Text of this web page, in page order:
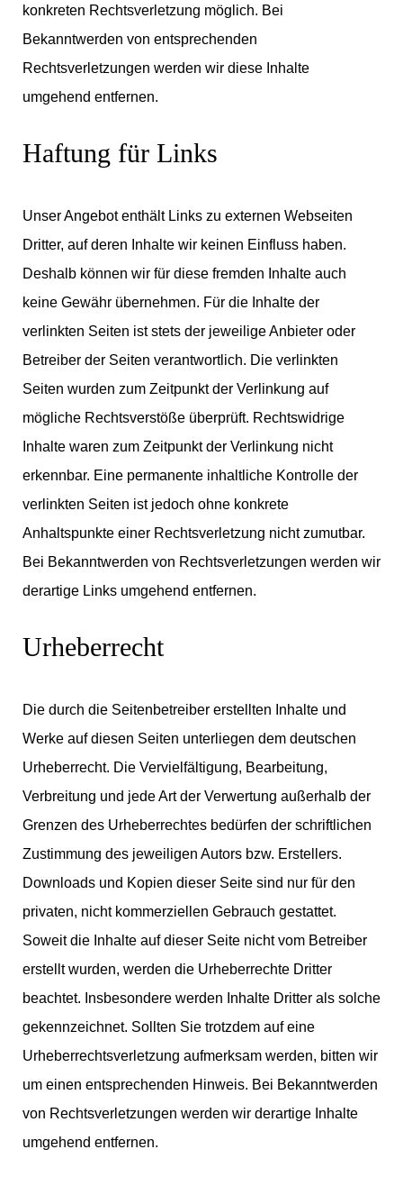
konkreten Rechtsverletzung möglich. Bei
Bekanntwerden von entsprechenden
Rechtsverletzungen werden wir diese Inhalte
umgehend entfernen.
Haftung für Links
Unser Angebot enthält Links zu externen Webseiten
Dritter, auf deren Inhalte wir keinen Einfluss haben.
Deshalb können wir für diese fremden Inhalte auch
keine Gewähr übernehmen. Für die Inhalte der
verlinkten Seiten ist stets der jeweilige Anbieter oder
Betreiber der Seiten verantwortlich. Die verlinkten
Seiten wurden zum Zeitpunkt der Verlinkung auf
mögliche Rechtsverstöße überprüft. Rechtswidrige
Inhalte waren zum Zeitpunkt der Verlinkung nicht
erkennbar. Eine permanente inhaltliche Kontrolle der
verlinkten Seiten ist jedoch ohne konkrete
Anhaltspunkte einer Rechtsverletzung nicht zumutbar.
Bei Bekanntwerden von Rechtsverletzungen werden wir
derartige Links umgehend entfernen.
Urheberrecht
Die durch die Seitenbetreiber erstellten Inhalte und
Werke auf diesen Seiten unterliegen dem deutschen
Urheberrecht. Die Vervielfältigung, Bearbeitung,
Verbreitung und jede Art der Verwertung außerhalb der
Grenzen des Urheberrechtes bedürfen der schriftlichen
Zustimmung des jeweiligen Autors bzw. Erstellers.
Downloads und Kopien dieser Seite sind nur für den
privaten, nicht kommerziellen Gebrauch gestattet.
Soweit die Inhalte auf dieser Seite nicht vom Betreiber
erstellt wurden, werden die Urheberrechte Dritter
beachtet. Insbesondere werden Inhalte Dritter als solche
gekennzeichnet. Sollten Sie trotzdem auf eine
Urheberrechtsverletzung aufmerksam werden, bitten wir
um einen entsprechenden Hinweis. Bei Bekanntwerden
von Rechtsverletzungen werden wir derartige Inhalte
umgehend entfernen.